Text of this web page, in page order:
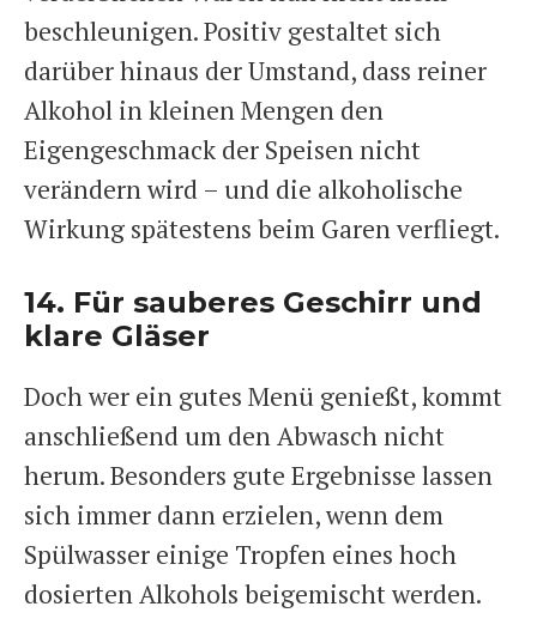
beschleunigen. Positiv gestaltet sich
darüber hinaus der Umstand, dass reiner
Alkohol in kleinen Mengen den
Eigengeschmack der Speisen nicht
verändern wird – und die alkoholische
Wirkung spätestens beim Garen verfliegt.
14. Für sauberes Geschirr und
klare Gläser
Doch wer ein gutes Menü genießt, kommt
anschließend um den Abwasch nicht
herum. Besonders gute Ergebnisse lassen
sich immer dann erzielen, wenn dem
Spülwasser einige Tropfen eines hoch
dosierten Alkohols beigemischt werden.